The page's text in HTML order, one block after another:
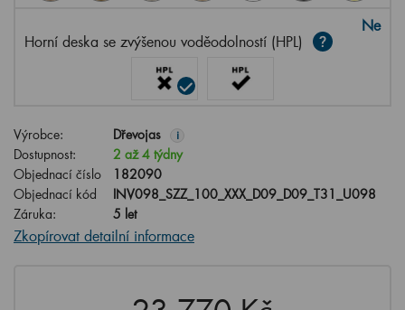
Horní deska se zvýšenou voděodolností (HPL)
Ne
Výrobce: Dřevojas i
Dostupnost:
2 až 4 týdny
Objednací číslo
182090
Objednací kód
INV098_SZZ_100_XXX_D09_D09_T31_U098
Záruka:
5 let
Zkopírovat detailní informace